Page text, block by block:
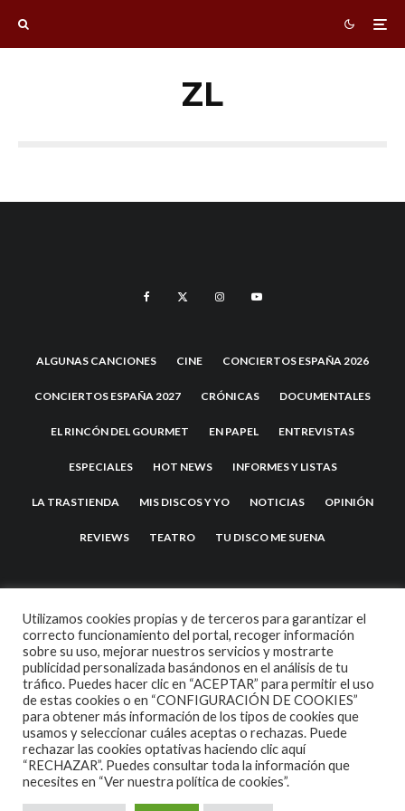
ZL
ALGUNAS CANCIONES CINE CONCIERTOS ESPAÑA 2026
CONCIERTOS ESPAÑA 2027 CRÓNICAS DOCUMENTALES
EL RINCÓN DEL GOURMET EN PAPEL ENTREVISTAS
ESPECIALES HOT NEWS INFORMES Y LISTAS
LA TRASTIENDA MIS DISCOS Y YO NOTICIAS OPINIÓN
REVIEWS TEATRO TU DISCO ME SUENA
2007 COPYRIGHT -CODETIPITHEME
Utilizamos cookies propias y de terceros para garantizar el
correcto funcionamiento del portal, recoger información
sobre su uso, mejorar nuestros servicios y mostrarte
publicidad personalizada basándonos en el análisis de tu
tráfico. Puedes hacer clic en “ACEPTAR” para permitir el uso
de estas cookies o en “CONFIGURACIÓN DE COOKIES”
para obtener más información de los tipos de cookies que
usamos y seleccionar cuáles aceptas o rechazas. Puede
rechazar las cookies optativas haciendo clic aquí
“RECHAZAR”. Puedes consultar toda la información que
necesites en “Ver nuestra política de cookies”.